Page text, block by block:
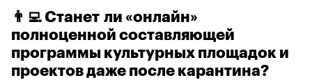
👨‍💻 Станет ли «онлайн»
полноценной составляющей
программы культурных площадок и
проектов даже после карантина?